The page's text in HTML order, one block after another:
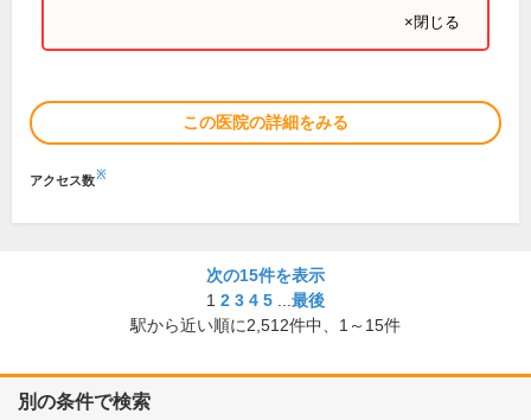
×閉じる
この医院の詳細をみる
アクセス数※
次の15件を表示
1 2 3 4 5
最後
駅から近い順に2,512件中、 1～15件
別の条件で検索